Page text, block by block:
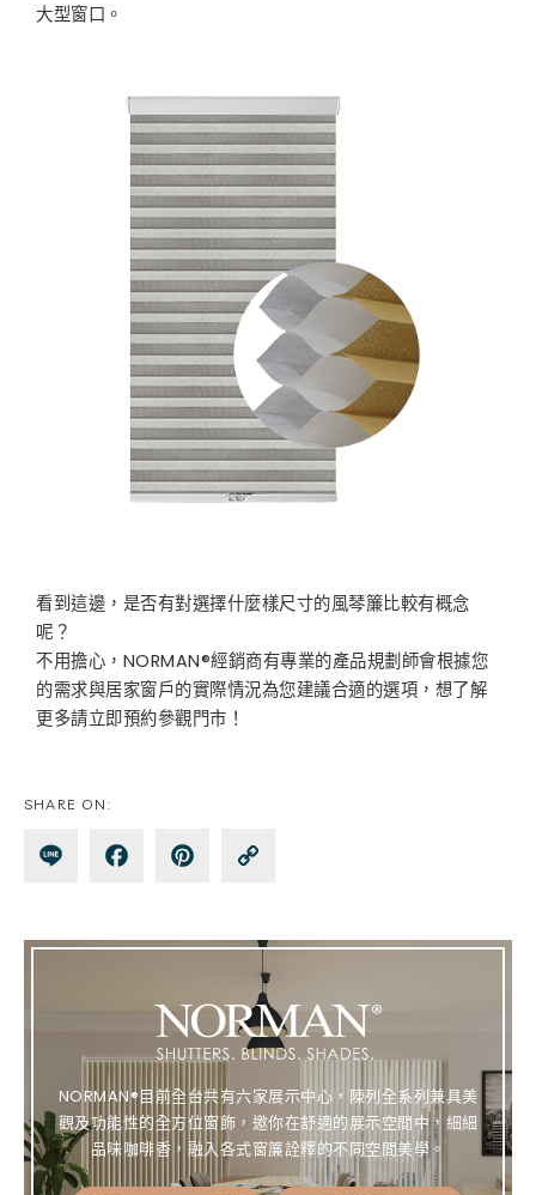
大型窗口。
看到這邊，是否有對選擇什麼樣尺寸的風琴簾比較有概念
呢？
不用擔心，NORMAN®經銷商有專業的產品規劃師會根據您
的需求與居家窗戶的實際情況為您建議合適的選項，想了解
更多請立即預約參觀門市！
SHARE ON:
Lin Fa
ok
Pin
st k
NORMAN®目前全台共有六家展示中心，陳列全系列兼具美
觀及功能性的全方位窗飾，邀你在舒適的展示空間中，細細
品味咖啡香，融入各式窗簾詮釋的不同空間美學。